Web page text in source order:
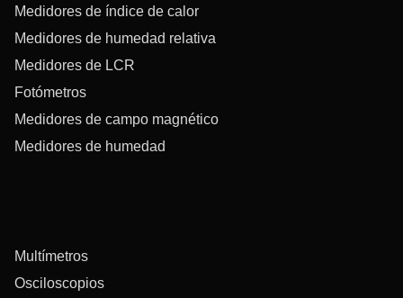
Medidores de índice de calor
Medidores de humedad relativa
Medidores de LCR
Fotómetros
Medidores de campo magnético
Medidores de humedad
Multímetros
Osciloscopios